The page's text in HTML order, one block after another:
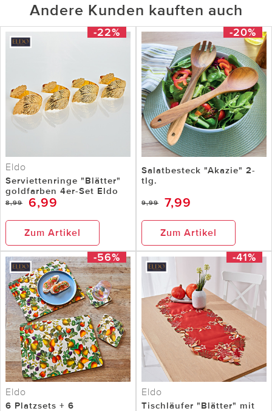
Andere Kunden kauften auch
-22%
Eldo
Serviettenringe "Blätter"
goldfarben 4er-Set Eldo
8,99 6,99
Zum Artikel
-20%
Salatbesteck "Akazie" 2-
tlg.
9,99 7,99
Zum Artikel
-56%
Eldo
6 Platzsets + 6
-41%
Eldo
Tischläufer "Blätter" mit